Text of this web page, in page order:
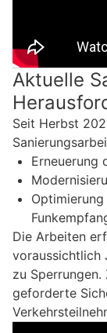
Aktuelle
Seit Herbst
Erneuerung
Die Arbeiten
voraussichtlich
zu
geforderte